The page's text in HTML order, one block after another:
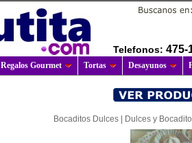
Telefonos: 475-
Regalos Gourmet Tortas Desayunos
Bocaditos Dulces | Dulces y